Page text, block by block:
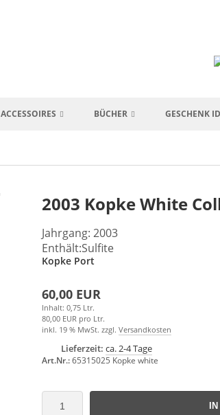
ACCESSOIRES BÜCHER GESCHENK
2003 Kopke White
Jahrgang: 2003
Enthält:Sulfite
Kopke Port
60,00 EUR
Inhalt: 0,75 Ltr.
80,00 EUR pro Ltr.
inkl. 19 % MwSt. zzgl. Versandkosten
Lieferzeit: ca. 2-4 Tage
Art.Nr.:65315025 Kopke white